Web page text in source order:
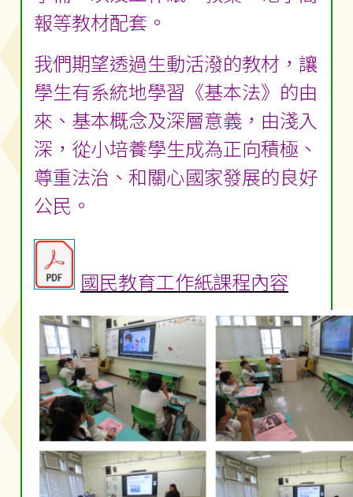
報等教材配套。
我們期望透過生動活潑的教材，讓
學生有系統地學習《基本法》的由
來、基本概念及深層意義，由淺入
深，從小培養學生成為正向積極、
尊重法治、和關心國家發展的良好
公民。
國民教育工作紙課程內容